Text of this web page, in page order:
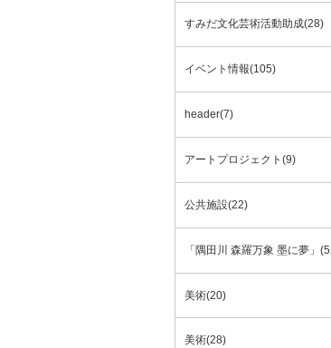
すみだ文化芸術活動助成(28)
イベント情報(105)
header(7)
アートプロジェクト(9)
公共施設(22)
「隅田川 森羅万象 墨に夢」
美術(20)
美術(28)